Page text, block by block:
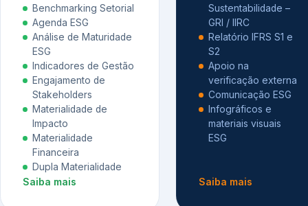
Benchmarking Setorial
Agenda ESG
Análise de Maturidade
ESG
Indicadores de Gestão
Engajamento de
Stakeholders
Materialidade de
Impacto
Materialidade
Financeira
Dupla Materialidade
Saiba mais
Sustentabilidade –
GRI / IIRC
Relatório IFRS S1 e
S2
Apoio na
verificação externa
Comunicação ESG
Infográficos e
materiais visuais
ESG
Saiba mais